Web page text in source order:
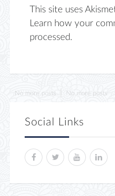
This site uses
Learn how your
processed.
No more posts No more posts
Social Links